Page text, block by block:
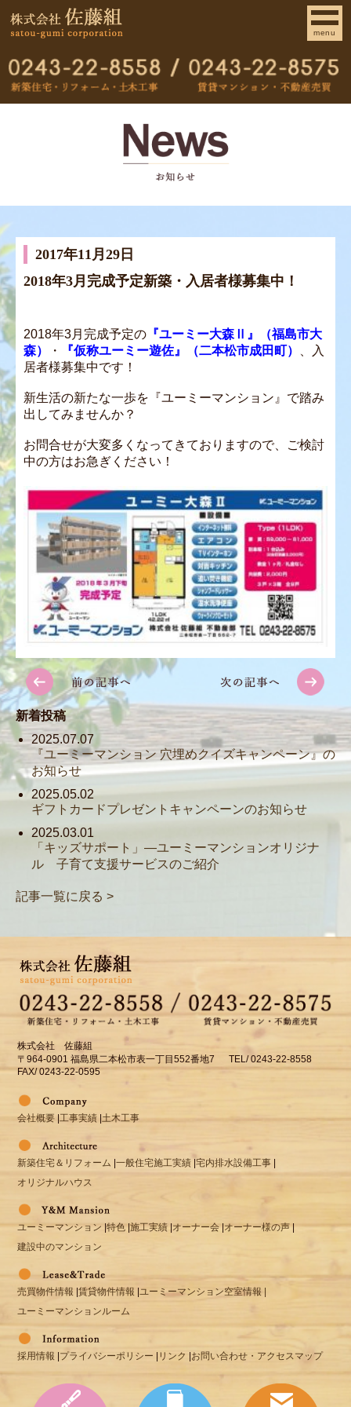
menu
2017年11月29日
2018年3月完成予定新築・入居者様募集中！
2018年3月完成予定の 『ユーミー大森Ⅱ』（福島市大
森）
・ 『仮称ユーミー遊佐』（二本松市成田町）
、入
居者様募集中です！
新生活の新たな一歩を『ユーミーマンション』で踏み
出してみませんか？
お問合せが大変多くなってきておりますので、ご検討
中の方はお急ぎください！
新着投稿
2025.07.07
『ユーミーマンション 穴埋めクイズキャンペーン』の
お知らせ
2025.05.02
ギフトカードプレゼントキャンペーンのお知らせ
2025.03.01
「キッズサポート」―ユーミーマンションオリジナ
ル 子育て支援サービスのご紹介
記事一覧に戻る >
株式会社 佐藤組
〒964-0901 福島県二本松市表一丁目552番地7 TEL/ 0243-22-8558
FAX/ 0243-22-0595
会社概要 |工事実績 |土木工事
新築住宅＆リフォーム |一般住宅施工実績 |宅内排水設備工事
オリジナルハウス
ユーミーマンション |特色 |施工実績 オーナー会| オーナー様の声|
建設中のマンション
売買物件情報 |賃貸物件情報 |ユーミーマンション空室情報 |
ユーミーマンションルーム
採用情報 プライバシーポリシー リンク お問い合わせ・アクセスマップ